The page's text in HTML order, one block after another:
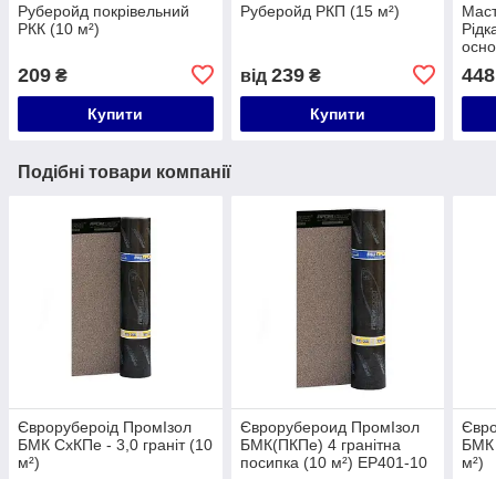
Руберойд покрівельний
РКК (10 м²)
209 ₴
Купити
Руберойд РКП (15 м²)
від 239₴
Купити
448
Подібні товари компанії
Єврорубероід ПромІзол
БМК СхКПе - 3,0 граніт (10
м²)
Єврорубероид ПромІзол
БМК(ПКПе) 4 гранітна
посипка (10 м²) EP401-10
БМК
м²)